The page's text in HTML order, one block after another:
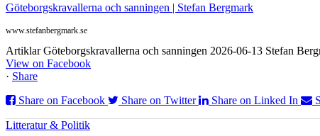
Göteborgskravallerna och sanningen | Stefan Bergmark
www.stefanbergmark.se
Artiklar Göteborgskravallerna och sanningen 2026-06-13 Stefan
View on Facebook
· Share
Share on Facebook
Share on Twitter Share on Linked In
Litteratur & Politik